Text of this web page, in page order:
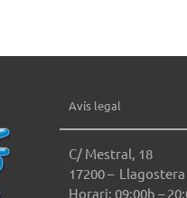
Avís legal
C/ Mestral, 18
17200 –
Horari: 09:00h –